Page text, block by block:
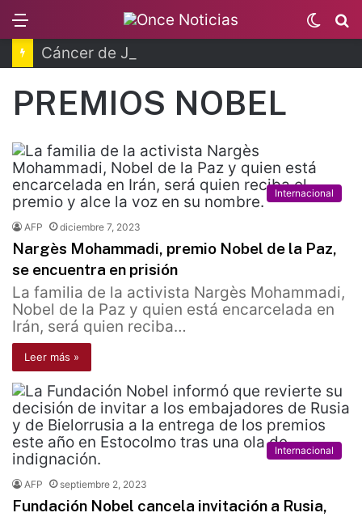
Switch
skin
PREMIOS NOBEL
Internacional
AFP diciembre 7, 2023
Nargès Mohammadi, premio Nobel de la Paz,
se encuentra en prisión
La familia de la activista Nargès Mohammadi,
Nobel de la Paz y quien está encarcelada en
Irán, será quien reciba…
Leer más »
Internacional
AFP septiembre 2, 2023
Fundación Nobel cancela invitación a Rusia,